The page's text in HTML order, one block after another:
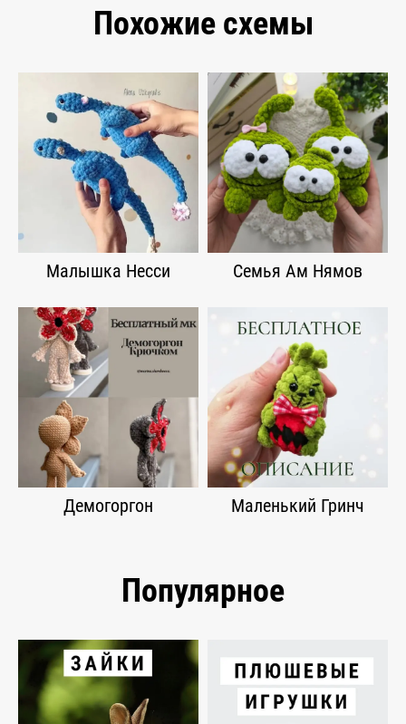
Похожие схемы
Малышка Несси Семья Ам Нямов
Демогоргон Маленький Гринч
Популярное